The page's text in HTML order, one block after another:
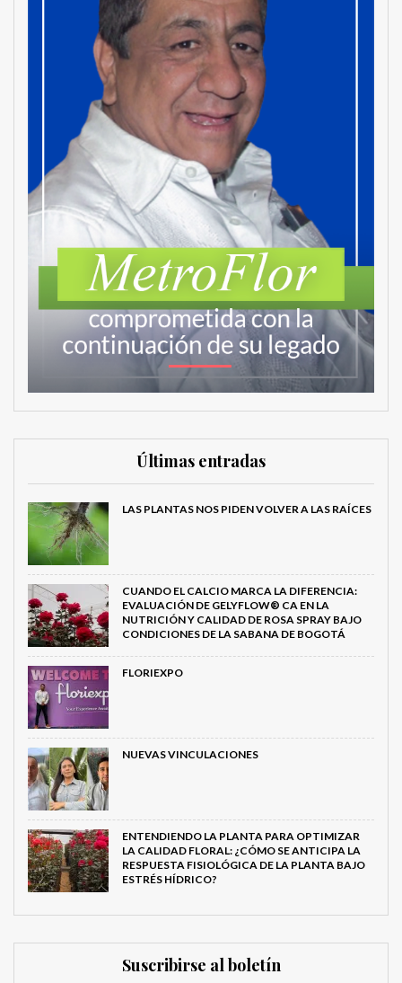
Últimas entradas
LAS PLANTAS NOS PIDEN VOLVER A LAS RAÍCES
CUANDO EL CALCIO MARCA LA DIFERENCIA:
EVALUACIÓN DE GELYFLOW® CA EN LA
NUTRICIÓN Y CALIDAD DE ROSA SPRAY BAJO
CONDICIONES DE LA SABANA DE BOGOTÁ
FLORIEXPO
NUEVAS VINCULACIONES
ENTENDIENDO LA PLANTA PARA OPTIMIZAR
LA CALIDAD FLORAL: ¿CÓMO SE ANTICIPA LA
RESPUESTA FISIOLÓGICA DE LA PLANTA BAJO
ESTRÉS HÍDRICO?
Suscribirse al boletín